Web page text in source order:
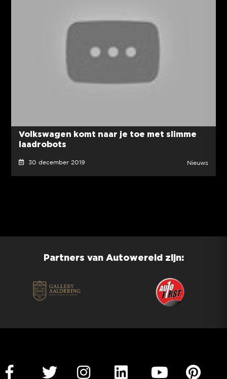
Volkswagen komt naar je toe met slimme
laadrobots
30 december 2019 Nieuws
Partners van Autowereld zijn: